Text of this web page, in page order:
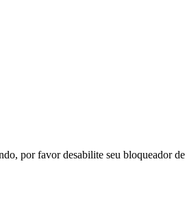
por favor desabilite seu bloqueador de